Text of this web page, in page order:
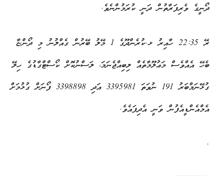
ދޯނީގެ ވެރިފަރާތުން ދަނީ ކުރަމުންނެވެ.
ރޭ 22:35 ހާއިރު ޅ.ކުރެންދޫގެ 1 މޭލު ބޭރުން ގެއްލުނު މި ދޯންޏާ
ބެހޭ އެއްވެސް މަޢުލޫމާތެއް ލިބިއްޖެނަމަ، ލަސްނުކޮށް ކޯސްޓްގާޑުގެ ހިލޭ
ގުޅޭނަމްބަރު 191 ނުވަތަ 3395981 އަދި 3398898 ފޯނަށް ގުޅުމަށް
އެމްއެންޑީއެފުން ވަނީ އެދިފައެވެ.
.